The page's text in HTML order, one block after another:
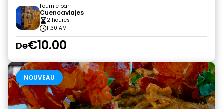
Fournie par
Cuencaviajes
2 heures
11:30 AM
De€10.00
NOUVEAU